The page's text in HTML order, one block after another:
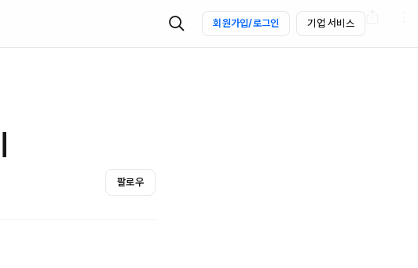
회원가입/로그인 기업 서비스
팔로우